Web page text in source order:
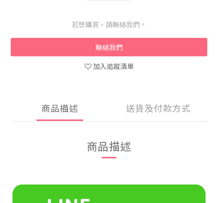
若想購買，請聯絡我們。
聯絡我們
加入追蹤清單
商品描述 送貨及付款方式
商品描述